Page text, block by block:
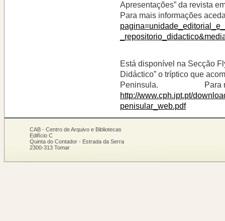
Apresentações” da revista
Para mais informações
Está disponível na Secção
Didáctico” o tríptico que
Peninsula. Para mais
http://www.cph.ipt.pt/
penisular_web.pdf
CAB - Centro de Arquivo e Bibliotecas
Edifício C
Quinta do Contador - Estrada da Serra
2300-313 Tomar